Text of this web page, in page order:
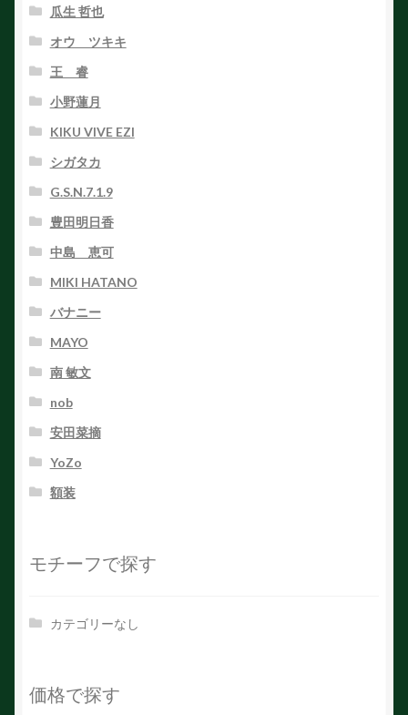
瓜生 哲也
オウ ツキキ
王 睿
小野蓮月
KIKU VIVE EZI
シガタカ
G.S.N.7.1.9
豊田明日香
中島 恵可
MIKI HATANO
バナニー
MAYO
南 敏文
nob
安田菜摘
YoZo
額装
モチーフで探す
カテゴリーなし
価格で探す